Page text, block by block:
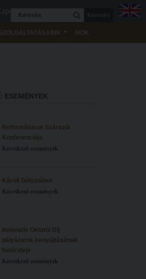
Kapcsolat
Keresés
HÖK
ESEMÉNYEK
Reformátusok Szárszói
Konferenciája
Következő események
Károli Gólyatábor
Következő események
Innovatív Oktatói Díj
pályázatok benyújtásának
határideje
Következő események